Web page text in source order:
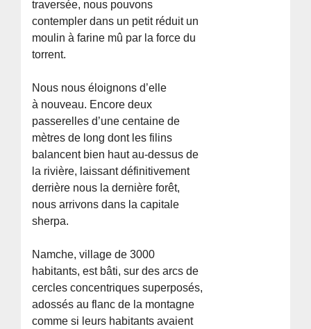
traversée, nous pouvons
contempler dans un petit réduit un
moulin à farine mû par la force du
torrent.
Nous nous éloignons d’elle
à nouveau. Encore deux
passerelles d’une centaine de
mètres de long dont les filins
balancent bien haut au-dessus de
la rivière, laissant définitivement
derrière nous la dernière forêt,
nous arrivons dans la capitale
sherpa.
Namche, village de 3000
habitants, est bâti, sur des arcs de
cercles concentriques superposés,
adossés au flanc de la montagne
comme si leurs habitants avaient